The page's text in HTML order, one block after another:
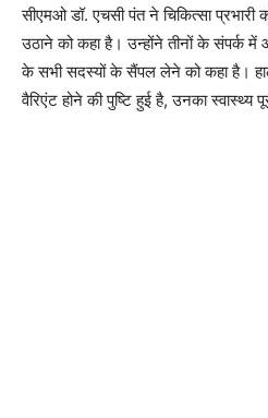
सीएमओ डॉ. एचसी पंत ने चिकित्सा
उठाने को कहा है। उन्होंने तीनों के संपर्क में
के सभी सदस्यों के सैंपल लेने को कहा है।
वैरिएंट होने की पुष्टि हुई है, उनका स्वास्थ्य